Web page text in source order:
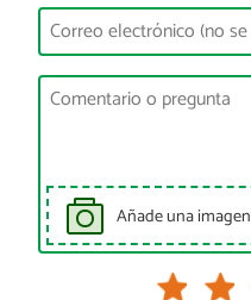
Añade una imagen